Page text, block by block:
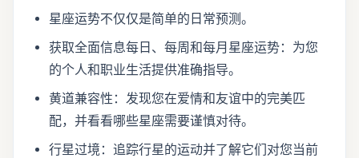
星座运势不仅仅是简单的日常预测。
获取全面信息每日、每周和每月星座运势：为您
的个人和职业生活提供准确指导。
黄道兼容性：发现您在爱情和友谊中的完美匹
配，并看看哪些星座需要谨慎对待。
行星过境：追踪行星的运动并了解它们对您当前